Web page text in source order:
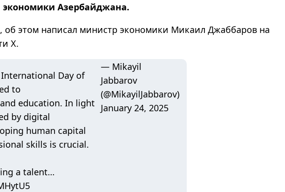
экономики Азербайджана.
, об этом написал министр экономики Микаил Джаббаров на
X.
International Day of
to
and education. In light
by digital
human capital
skills is crucial.
a talent…
— Mikayil
Jabbarov
(@MikayilJabbarov)
January 24, 2025